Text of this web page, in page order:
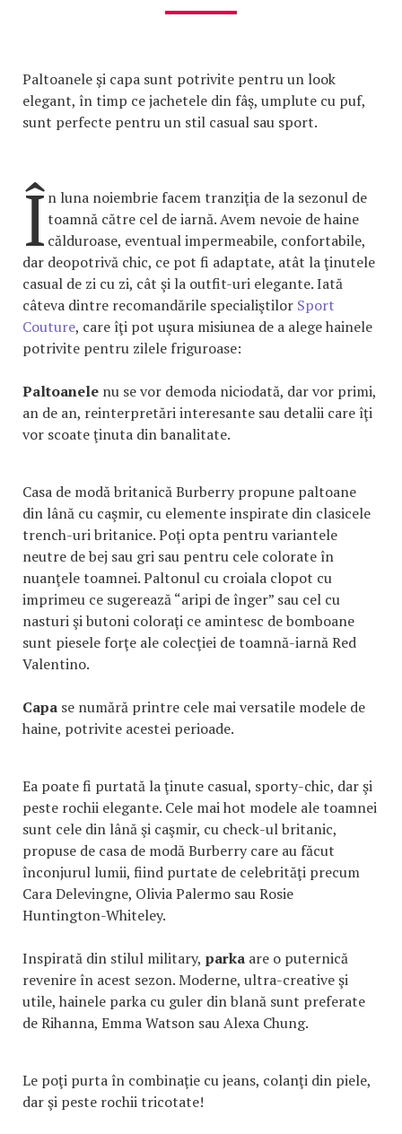
Paltoanele şi capa sunt potrivite pentru un look
elegant, în timp ce jachetele din fâş, umplute cu puf,
sunt perfecte pentru un stil casual sau sport.
În luna noiembrie facem tranziţia de la sezonul de
toamnă către cel de iarnă. Avem nevoie de haine
călduroase, eventual impermeabile, confortabile,
dar deopotrivă chic, ce pot fi adaptate, atât la ţinutele
casual de zi cu zi, cât şi la outfit-uri elegante. Iată
câteva dintre recomandările specialiştilor Sport
Couture, care îţi pot uşura misiunea de a alege hainele
potrivite pentru zilele friguroase:
Paltoanele nu se vor demoda niciodată, dar vor primi,
an de an, reinterpretări interesante sau detalii care îţi
vor scoate ţinuta din banalitate.
Casa de modă britanică Burberry propune paltoane
din lână cu caşmir, cu elemente inspirate din clasicele
trench-uri britanice. Poţi opta pentru variantele
neutre de bej sau gri sau pentru cele colorate în
nuanţele toamnei. Paltonul cu croiala clopot cu
imprimeu ce sugerează “aripi de înger” sau cel cu
nasturi şi butoni coloraţi ce amintesc de bomboane
sunt piesele forţe ale colecţiei de toamnă-iarnă Red
Valentino.
Capa se numără printre cele mai versatile modele de
haine, potrivite acestei perioade.
Ea poate fi purtată la ţinute casual, sporty-chic, dar şi
peste rochii elegante. Cele mai hot modele ale toamnei
sunt cele din lână şi caşmir, cu check-ul britanic,
propuse de casa de modă Burberry care au făcut
înconjurul lumii, fiind purtate de celebrităţi precum
Cara Delevingne, Olivia Palermo sau Rosie
Huntington-Whiteley.
Inspirată din stilul military, parka are o puternică
revenire în acest sezon. Moderne, ultra-creative şi
utile, hainele parka cu guler din blană sunt preferate
de Rihanna, Emma Watson sau Alexa Chung.
Le poţi purta în combinaţie cu jeans, colanţi din piele,
dar şi peste rochii tricotate!